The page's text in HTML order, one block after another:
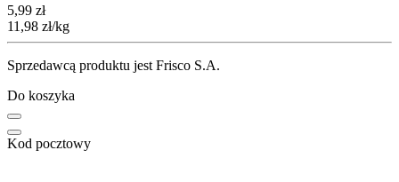
Cena
5,99 zł
11,98 zł/kg
Sprzedawcą produktu jest Frisco S.A.
Do koszyka
Kod pocztowy